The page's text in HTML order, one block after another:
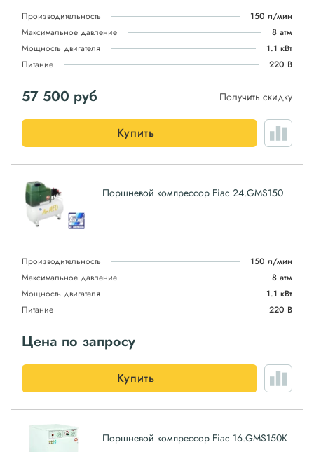
Производительность
150 л/мин
Максимальное давление
8 атм
Мощность двигателя
1.1 кВт
Питание
220 В
57 500 руб Получить скидку
Купить
Поршневой компрессор Fiac 24.GMS150
Производительность
150 л/мин
Максимальное давление
8 атм
Мощность двигателя
1.1 кВт
Питание
220 В
Цена по запросу
Купить
Поршневой компрессор Fiac 16.GMS150K